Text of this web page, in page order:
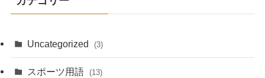
Uncategorized (3)
スポーツ用語 (13)